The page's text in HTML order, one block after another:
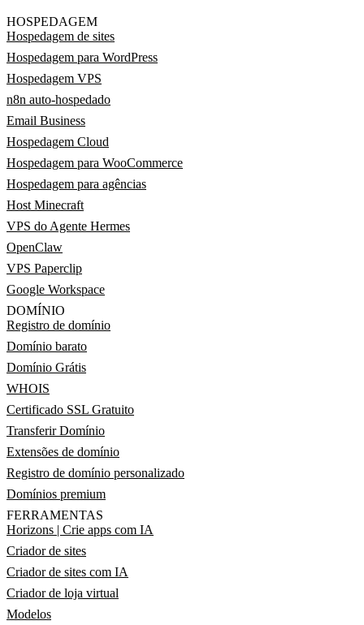
HOSPEDAGEM
Hospedagem de sites
Hospedagem para WordPress
Hospedagem VPS
n8n auto-hospedado
Email Business
Hospedagem Cloud
Hospedagem para WooCommerce
Hospedagem para agências
Host Minecraft
VPS do Agente Hermes
OpenClaw
VPS Paperclip
Google Workspace
DOMÍNIO
Registro de domínio
Domínio barato
Domínio Grátis
WHOIS
Certificado SSL Gratuito
Transferir Domínio
Extensões de domínio
Registro de domínio personalizado
Domínios premium
FERRAMENTAS
Horizons | Crie apps com IA
Criador de sites
Criador de sites com IA
Criador de loja virtual
Modelos